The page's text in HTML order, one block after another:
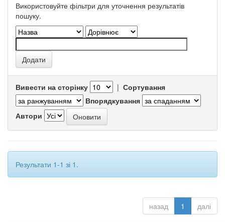
Використовуйте фільтри для уточнення результатів
пошуку.
Вивести на сторінку | Сортування
Впорядкування
Автори
Результати 1-1 зі 1.
назад 1 далі